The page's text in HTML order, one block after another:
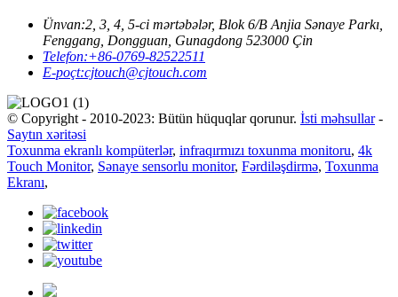
Ünvan:2, 3, 4, 5-ci mərtəbələr, Blok 6/B Anjia Sənaye Parkı,
Fenggang, Dongguan, Gunagdong 523000 Çin
Telefon:+86-0769-82522511
E-poçt:cjtouch@cjtouch.com
© Copyright - 2010-2023: Bütün hüquqlar qorunur. İsti məhsullar-
Saytın xəritəsi
Toxunma ekranlı kompüterlər, infraqırmızı toxunma monitoru, 4k
Touch Monitor, Sənaye sensorlu monitor, Fərdiləşdirmə, Toxunma
Ekranı,